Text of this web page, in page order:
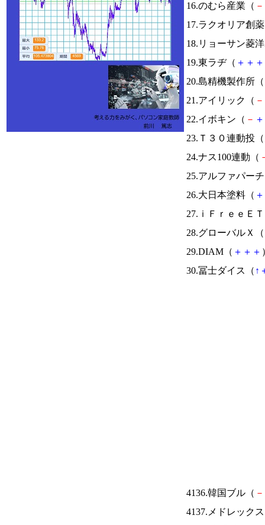
16.のむら産業（ －
17.ラクオリア創
18.リョーサン菱
19.東ラヂ（ ＋ ＋ ＋
20.島精機製作所（
21.アイリック（ －
22.イボキン（ － ＋
23.Ｔ３０連動投（
24.ナス100連動（
25.アルファパー
26.大日本塗料（ ＋
27.ｉＦｒｅｅＥ
28.グローバルＸ（
29.DIAM（ ＋ ＋ ＋
30.冨士ダイス（ ↑
4136.韓国ブル（ －
4137.メドレック